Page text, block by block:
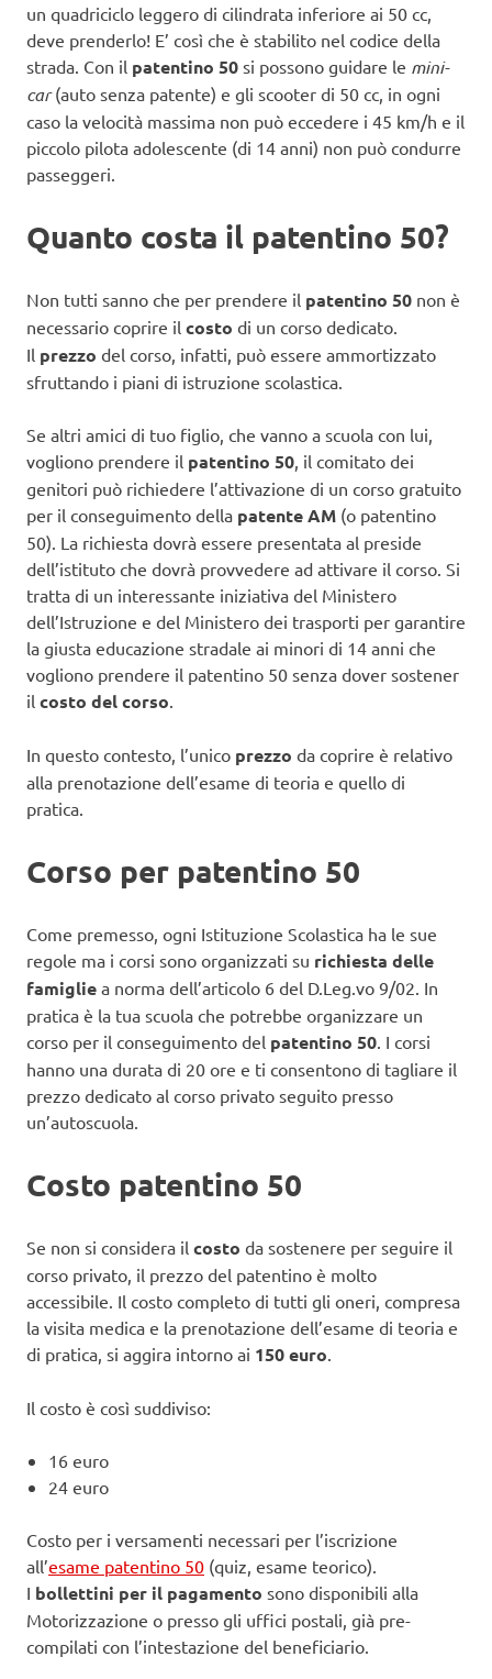
un quadriciclo leggero di cilindrata inferiore ai 50 cc,
deve prenderlo! E’ così che è stabilito nel codice della
strada. Con il patentino 50 si possono guidare le mini-
car(auto senza patente) e gli scooter di 50 cc, in ogni
caso la velocità massima non può eccedere i 45 km/h e il
piccolo pilota adolescente (di 14 anni) non può condurre
passeggeri.
Quanto costa il patentino 50?
Non tutti sanno che per prendere il patentino 50 non è
necessario coprire il costo di un corso dedicato.
Il prezzo del corso, infatti, può essere ammortizzato
sfruttando i piani di istruzione scolastica.
Se altri amici di tuo figlio, che vanno a scuola con lui,
vogliono prendere il patentino 50, il comitato dei
genitori può richiedere l’attivazione di un corso gratuito
per il conseguimento della patente AM (o patentino
50). La richiesta dovrà essere presentata al preside
dell’istituto che dovrà provvedere ad attivare il corso. Si
tratta di un interessante iniziativa del Ministero
dell’Istruzione e del Ministero dei trasporti per garantire
la giusta educazione stradale ai minori di 14 anni che
vogliono prendere il patentino 50 senza dover sostener
il costo del corso.
In questo contesto, l’unico prezzo da coprire è relativo
alla prenotazione dell’esame di teoria e quello di
pratica.
Corso per patentino 50
Come premesso, ogni Istituzione Scolastica ha le sue
regole ma i corsi sono organizzati su richiesta delle
famiglie a norma dell’articolo 6 del D.Leg.vo 9/02. In
pratica è la tua scuola che potrebbe organizzare un
corso per il conseguimento del patentino 50. I corsi
hanno una durata di 20 ore e ti consentono di tagliare il
prezzo dedicato al corso privato seguito presso
un’autoscuola.
Costo patentino 50
Se non si considera il costo da sostenere per seguire il
corso privato, il prezzo del patentino è molto
accessibile. Il costo completo di tutti gli oneri, compresa
la visita medica e la prenotazione dell’esame di teoria e
di pratica, si aggira intorno ai 150 euro.
Il costo è così suddiviso:
16 euro
24 euro
Costo per i versamenti necessari per l’iscrizione
all’esame patentino 50 (quiz, esame teorico).
I bollettini per il pagamento sono disponibili alla
Motorizzazione o presso gli uffici postali, già pre-
compilati con l’intestazione del beneficiario.